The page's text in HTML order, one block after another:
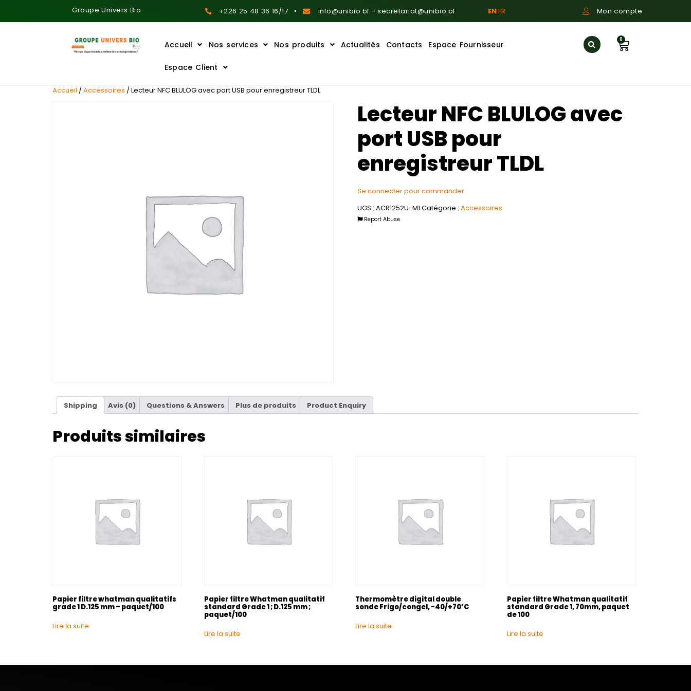
Groupe Univers Bio +226 25 48 36 16/17 info@unibio.bf - secretariat@unibio.bf ENFR Mon compte
Accueil Nos services Nos produits Actualités Contacts Espace Fournisseur
Espace Client
0
Accueil /Accessoires / Lecteur NFC BLULOG avec port USB pour enregistreur TLDL
Lecteur NFC BLULOG avec
port USB pour
enregistreur TLDL
Se connecter pour commander
UGS : ACR1252U-M1 Catégorie : Accessoires
Report Abuse
Shipping Avis (0) Questions & Answers Plus de produits Product Enquiry
Produits similaires
Papier filtre whatman qualitatifs
grade 1 D.125 mm – paquet/100
Lire la suite
Papier filtre Whatman qualitatif
standard Grade 1 ; D.125 mm ;
paquet/100
Lire la suite
Thermomètre digital double
sonde Frigo/congel, -40/+70’C
Lire la suite
Papier filtre Whatman qualitatif
standard Grade 1, 70mm, paquet
de 100
Lire la suite